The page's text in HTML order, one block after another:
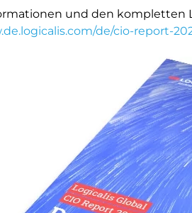
und den kompletten
de/cio-report-